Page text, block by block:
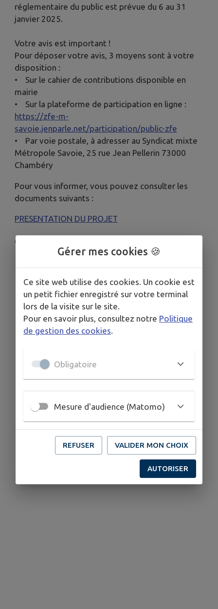
réglementaire du public est prévue du 6 au 31
janvier 2025.
Votre avis est important !
Pour déposer votre avis, 3 moyens sont à votre
disposition :
• Sur le cahier de contributions disponible en
mairie
• Sur la plateforme de participation en ligne :
https://zfe-m-
savoie.jenparle.net/participation/public-zfe
• Par voie postale, à adresser au Syndicat mixte
Métropole Savoie, 25 rue Jean Pellerin 73000
Chambéry
Pour vous informer, vous pouvez consulter les
documents suivants :
PRESENTATION DU PROJET
AVIS DE MISE A DISPOSITION DU PUBLIC
Gérer mes cookies 🍪
Ce site web utilise des cookies. Un cookie est
un petit fichier enregistré sur votre terminal
lors de la visite sur le site.
Pour en savoir plus, consultez notre Politique
de gestion des cookies.
Obligatoire
Mesure d'audience (Matomo)
REFUSER VALIDER MON CHOIX
AUTORISER